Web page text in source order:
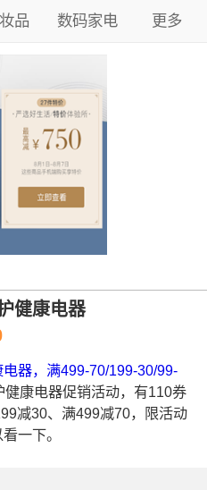
品 数码家电 更多
健康电器
器，满499-70/199-30/99-
健康电器促销活动，有110券
减30、满499减70，限活动
一下。